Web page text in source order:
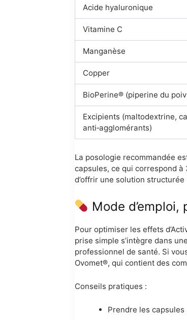
Acide hyaluronique
Vitamine C
Manganèse
Copper
BioPerine® (piperine du
Excipients (maltodextrine,
anti‑agglomérants)
La posologie recommandée
capsules, ce qui correspond
d’offrir une solution
Mode
Pour optimiser les effets
prise simple s’intègre dans
professionnel de santé. Si
Ovomet®, qui contient des
Conseils pratiques :
Prendre les